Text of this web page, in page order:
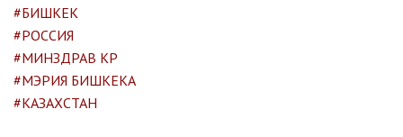
#БИШКЕК
#РОССИЯ
#МИНЗДРАВ КР
#МЭРИЯ БИШКЕКА
#КАЗАХСТАН